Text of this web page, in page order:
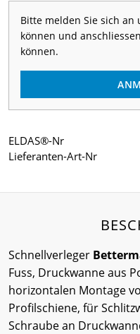
Bitte melden Sie sich
können und
können.
ELDAS®-Nr
Lieferanten-Art-Nr
Schnellverleger
Fuss, Druckwanne aus
horizontalen Montage
Profilschiene, für
Schraube an